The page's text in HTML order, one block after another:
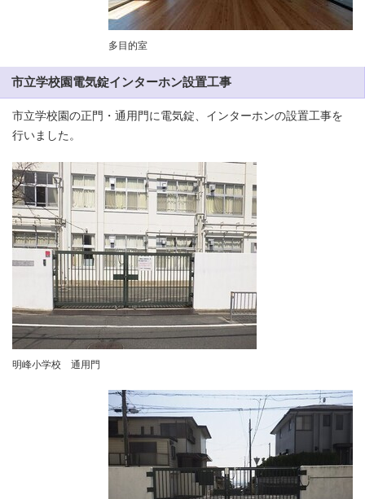
多目的室
市立学校園電気錠インターホン設置工事
市立学校園の正門・通用門に電気錠、インターホンの設置工事を
行いました。
明峰小学校 通用門